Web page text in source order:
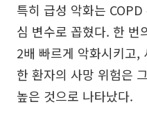
특히 급성 악화는
심 변수로 꼽혔다. 한 번
2배 빠르게 악화시키고,
한 환자의 사망 위험은
높은 것으로 나타났다.